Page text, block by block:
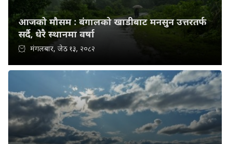
आजको मौसम : बंगालको खाडीबाट मनसुन उत्तरतर्फ
सर्दै, धेरै स्थानमा वर्षा
मंगलबार, जेठ १३, २०८२